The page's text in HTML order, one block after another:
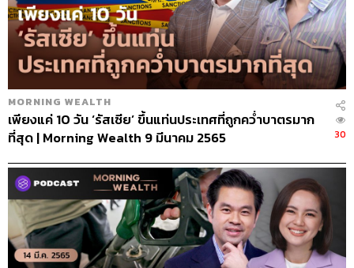
MORNING WEALTH
เพียงแค่ 10 วัน ‘รัสเซีย’ ขึ้นแท่นประเทศที่ถูกคว่ำบาตรมาก
ที่สุด | Morning Wealth 9 มีนาคม 2565
30